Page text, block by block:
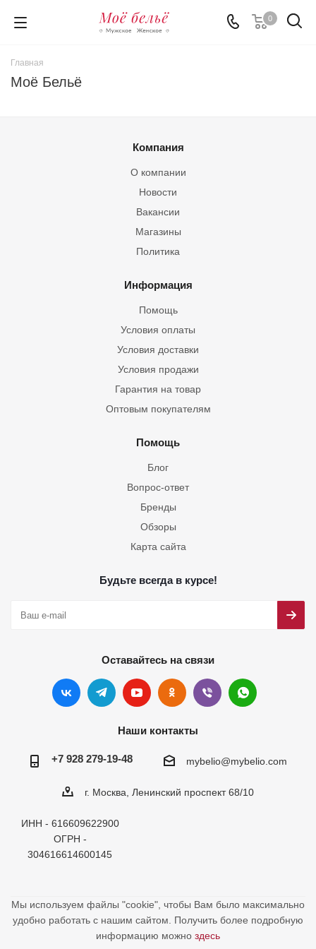
0
Главная
Моё Бельё
Компания
О компании
Новости
Вакансии
Магазины
Политика
Информация
Помощь
Условия оплаты
Условия доставки
Условия продажи
Гарантия на товар
Оптовым покупателям
Помощь
Блог
Вопрос-ответ
Бренды
Обзоры
Карта сайта
Будьте всегда в курсе!
Оставайтесь на связи
Наши контакты
+7 928 279-19-48 mybelio@mybelio.com
г. Москва, Ленинский проспект 68/10
ИНН - 616609622900
ОГРН -
304616614600145
Мы используем файлы "cookie", чтобы Вам было максимально
удобно работать с нашим сайтом. Получить более подробную
информацию можно здесь